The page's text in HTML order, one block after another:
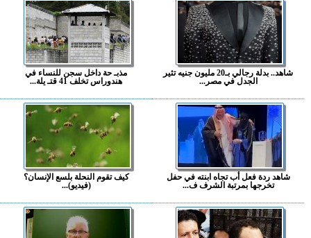
شاهد.. بدلة رجالي بـ20 مليون جنيه تثير
الجدل في مصر...
مذبـ حة داخل سجن للنساء في
هندوراس تخلف 41 قتـ يلة...
شاهد ردة فعل أب تجاه ابنته في حفل
تخرجها بمرتبة الشرف ف...
كيف تقوم النحلة بلسع الإنسان؟
(فيديو)...